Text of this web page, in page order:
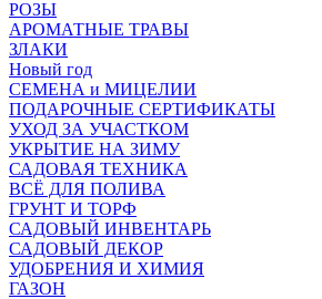
РОЗЫ
АРОМАТНЫЕ ТРАВЫ
ЗЛАКИ
Новый год
СЕМЕНА и МИЦЕЛИИ
ПОДАРОЧНЫЕ СЕРТИФИКАТЫ
УХОД ЗА УЧАСТКОМ
УКРЫТИЕ НА ЗИМУ
САДОВАЯ ТЕХНИКА
ВСЁ ДЛЯ ПОЛИВА
ГРУНТ И ТОРФ
САДОВЫЙ ИНВЕНТАРЬ
САДОВЫЙ ДЕКОР
УДОБРЕНИЯ И ХИМИЯ
ГАЗОН